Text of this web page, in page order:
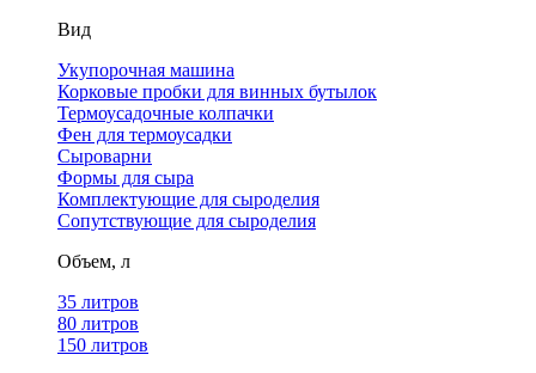
Вид
Укупорочная машина
Корковые пробки для винных бутылок
Термоусадочные колпачки
Фен для термоусадки
Сыроварни
Формы для сыра
Комплектующие для сыроделия
Сопутствующие для сыроделия
Объем, л
35 литров
80 литров
150 литров